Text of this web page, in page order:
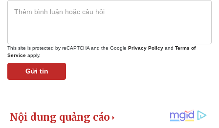
This site is protected by reCAPTCHA and the Google Privacy Policy and Terms of
Service apply.
Gửi tin